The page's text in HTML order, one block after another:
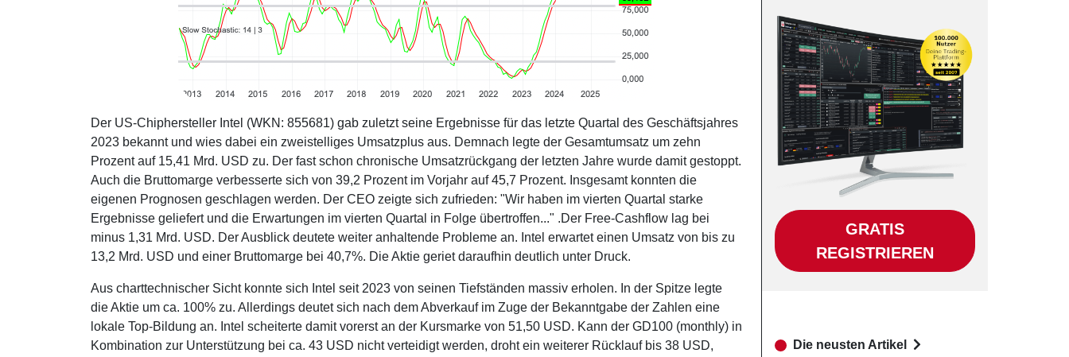
Der US-Chiphersteller Intel (WKN: 855681) gab zuletzt seine Ergebnisse für das letzte Quartal des Geschäftsjahres
2023 bekannt und wies dabei ein zweistelliges Umsatzplus aus. Demnach legte der Gesamtumsatz um zehn
Prozent auf 15,41 Mrd. USD zu. Der fast schon chronische Umsatzrückgang der letzten Jahre wurde damit gestoppt.
Auch die Bruttomarge verbesserte sich von 39,2 Prozent im Vorjahr auf 45,7 Prozent. Insgesamt konnten die
eigenen Prognosen geschlagen werden. Der CEO zeigte sich zufrieden: "Wir haben im vierten Quartal starke
Ergebnisse geliefert und die Erwartungen im vierten Quartal in Folge übertroffen..." .Der Free-Cashflow lag bei
minus 1,31 Mrd. USD. Der Ausblick deutete weiter anhaltende Probleme an. Intel erwartet einen Umsatz von bis zu
13,2 Mrd. USD und einer Bruttomarge bei 40,7%. Die Aktie geriet daraufhin deutlich unter Druck.
Aus charttechnischer Sicht konnte sich Intel seit 2023 von seinen Tiefständen massiv erholen. In der Spitze legte
die Aktie um ca. 100% zu. Allerdings deutet sich nach dem Abverkauf im Zuge der Bekanntgabe der Zahlen eine
lokale Top-Bildung an. Intel scheiterte damit vorerst an der Kursmarke von 51,50 USD. Kann der GD100 (monthly) in
Kombination zur Unterstützung bei ca. 43 USD nicht verteidigt werden, droht ein weiterer Rücklauf bis 38 USD,
GRATIS
REGISTRIEREN
Die neusten Artikel